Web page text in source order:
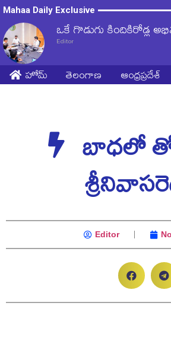
Mahaa Daily Exclusive
ఒకే గొడుగు కిందికిరోడ్ల
Editor
హోమ్ తెలంగాణ ఆంధ్రప్రదేశ్
బాధ‌లో
Editor